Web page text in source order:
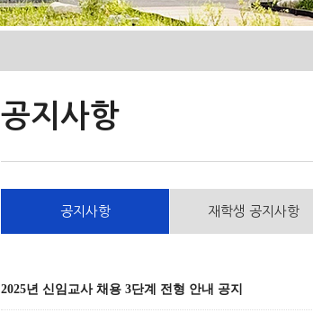
공지사항
공지사항 재학생 공지사항
2025년 신임교사 채용 3단계 전형 안내 공지